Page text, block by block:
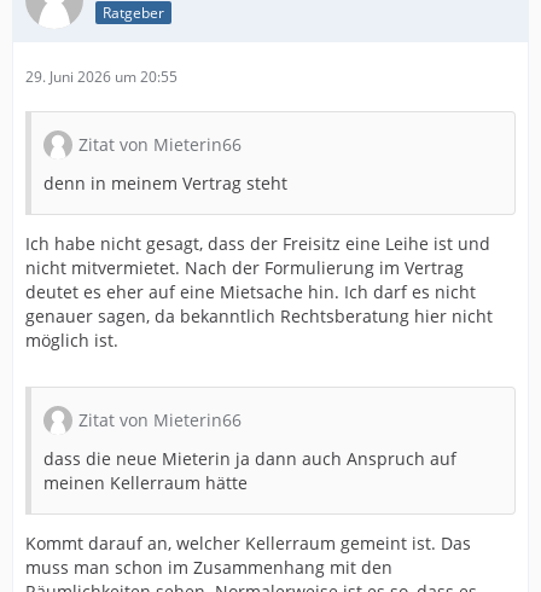
Ratgeber
29. Juni 2026 um 20:55
Zitat von Mieterin66
denn in meinem Vertrag steht
Ich habe nicht gesagt, dass der Freisitz eine Leihe ist und
nicht mitvermietet. Nach der Formulierung im Vertrag
deutet es eher auf eine Mietsache hin. Ich darf es nicht
genauer sagen, da bekanntlich Rechtsberatung hier nicht
möglich ist.
Zitat von Mieterin66
dass die neue Mieterin ja dann auch Anspruch auf
meinen Kellerraum hätte
Kommt darauf an, welcher Kellerraum gemeint ist. Das
muss man schon im Zusammenhang mit den